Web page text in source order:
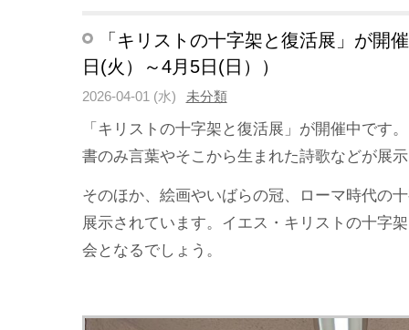
「キリストの十字架と復活展」が開
日(火）～4月5日(日））
2026-04-01 (水) 未分類
「キリストの十字架と復活展」が開催中です
書のみ言葉やそこから生まれた詩歌などが展
そのほか、絵画やいばらの冠、ローマ時代の
展示されています。イエス・キリストの十字
会となるでしょう。